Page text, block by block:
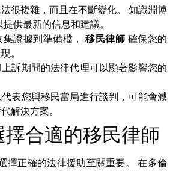
法很複雜，而且在不斷變化。 知識淵博
提供最新的信息和建議。
集證據到準備檔， 移民律師 確保您的
。
上訴期間的法律代理可以顯著影響您的
代表您與移民當局進行談判，可能會減
解決方案。
合適的移民律師
擇正確的法律援助至關重要。 在多倫